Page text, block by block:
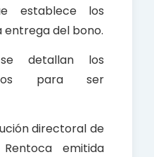
establece los
entrega del bono.
detallan los
para ser
directoral de
emitida